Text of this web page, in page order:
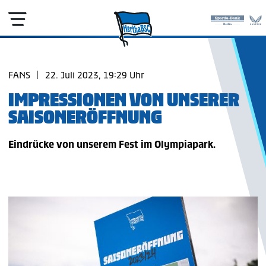
FANS 22. Juli 2023, 19:29 Uhr
IMPRESSIONEN VON UNSERER
SAISONERÖFFNUNG
Eindrücke von unserem Fest im Olympiapark.